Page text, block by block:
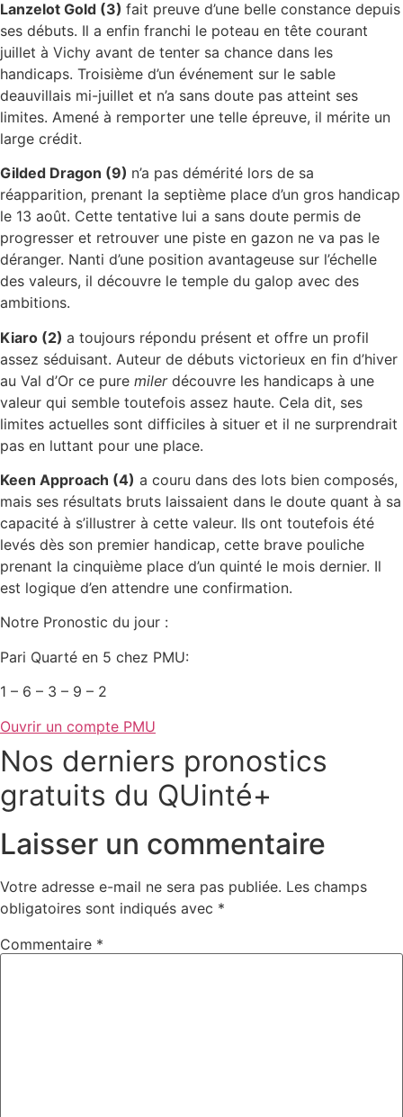
Lanzelot Gold (3) fait preuve d’une belle constance depuis
ses débuts. Il a enfin franchi le poteau en tête courant
juillet à Vichy avant de tenter sa chance dans les
handicaps. Troisième d’un événement sur le sable
deauvillais mi-juillet et n’a sans doute pas atteint ses
limites. Amené à remporter une telle épreuve, il mérite un
large crédit.
Gilded Dragon (9) n’a pas démérité lors de sa
réapparition, prenant la septième place d’un gros handicap
le 13 août. Cette tentative lui a sans doute permis de
progresser et retrouver une piste en gazon ne va pas le
déranger. Nanti d’une position avantageuse sur l’échelle
des valeurs, il découvre le temple du galop avec des
ambitions.
Kiaro (2) a toujours répondu présent et offre un profil
assez séduisant. Auteur de débuts victorieux en fin d’hiver
au Val d’Or ce pure miler découvre les handicaps à une
valeur qui semble toutefois assez haute. Cela dit, ses
limites actuelles sont difficiles à situer et il ne surprendrait
pas en luttant pour une place.
Keen Approach (4) a couru dans des lots bien composés,
mais ses résultats bruts laissaient dans le doute quant à sa
capacité à s’illustrer à cette valeur. Ils ont toutefois été
levés dès son premier handicap, cette brave pouliche
prenant la cinquième place d’un quinté le mois dernier. Il
est logique d’en attendre une confirmation.
Notre Pronostic du jour :
Pari Quarté en 5 chez PMU:
1 – 6 – 3 – 9 – 2
Ouvrir un compte PMU
Nos derniers pronostics
gratuits du QUinté+
Laisser un commentaire
Votre adresse e-mail ne sera pas publiée. Les champs
obligatoires sont indiqués avec *
Commentaire *